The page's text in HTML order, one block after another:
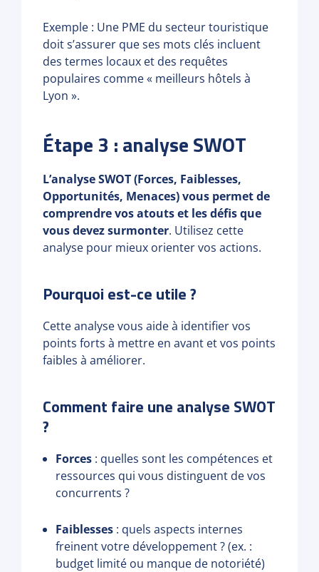
Exemple : Une PME du secteur touristique
doit s’assurer que ses mots clés incluent
des termes locaux et des requêtes
populaires comme « meilleurs hôtels à
Lyon ».
Étape 3 : analyse SWOT
L’analyse SWOT (Forces, Faiblesses,
Opportunités, Menaces) vous permet de
comprendre vos atouts et les défis que
vous devez surmonter. Utilisez cette
analyse pour mieux orienter vos actions.
Pourquoi est-ce utile ?
Cette analyse vous aide à identifier vos
points forts à mettre en avant et vos points
faibles à améliorer.
Comment faire une analyse SWOT
?
Forces : quelles sont les compétences et
ressources qui vous distinguent de vos
concurrents ?
Faiblesses : quels aspects internes
freinent votre développement ? (ex. :
budget limité ou manque de notoriété)